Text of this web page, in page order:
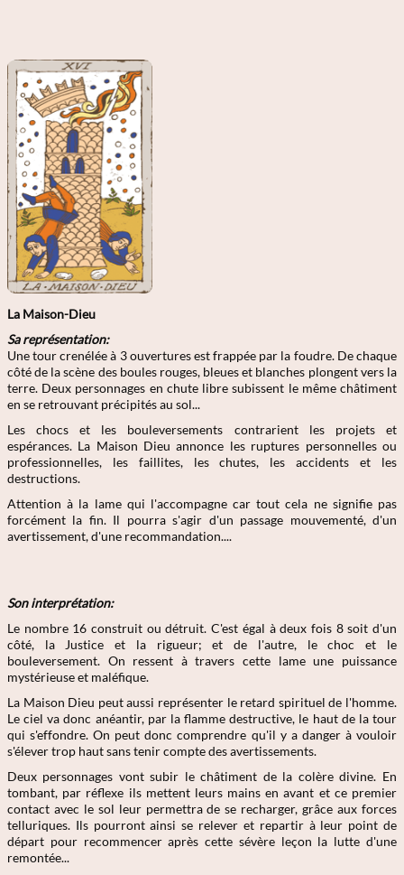
La Maison-Dieu
Sa représentation:
Une tour crenélée à 3 ouvertures est frappée par la foudre. De chaque
côté de la scène des boules rouges, bleues et blanches plongent vers la
terre. Deux personnages en chute libre subissent le même châtiment
en se retrouvant précipités au sol...
Les chocs et les bouleversements contrarient les projets et
espérances. La Maison Dieu annonce les ruptures personnelles ou
professionnelles, les faillites, les chutes, les accidents et les
destructions.
Attention à la lame qui l'accompagne car tout cela ne signifie pas
forcément la fin. Il pourra s'agir d'un passage mouvementé, d'un
avertissement, d'une recommandation....
Son interprétation:
Le nombre 16 construit ou détruit. C'est égal à deux fois 8 soit d'un
côté, la Justice et la rigueur; et de l'autre, le choc et le
bouleversement. On ressent à travers cette lame une puissance
mystérieuse et maléfique.
La Maison Dieu peut aussi représenter le retard spirituel de l'homme.
Le ciel va donc anéantir, par la flamme destructive, le haut de la tour
qui s'effondre. On peut donc comprendre qu'il y a danger à vouloir
s'élever trop haut sans tenir compte des avertissements.
Deux personnages vont subir le châtiment de la colère divine. En
tombant, par réflexe ils mettent leurs mains en avant et ce premier
contact avec le sol leur permettra de se recharger, grâce aux forces
telluriques. Ils pourront ainsi se relever et repartir à leur point de
départ pour recommencer après cette sévère leçon la lutte d'une
remontée...